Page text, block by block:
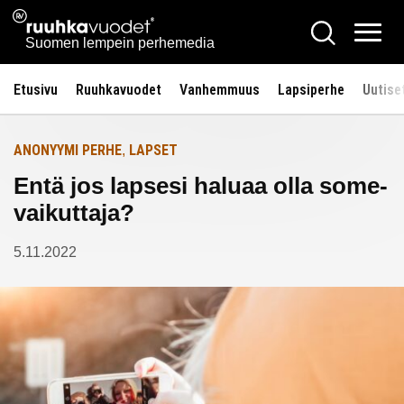
Siirry
sisältöön
Ruuhkavuodet.fi
Suomen lempein perhemedia
Hae
Etusivu Ruuhkavuodet Vanhemmuus Lapsiperhe
Etusivulle
ANONYYMI PERHE, LAPSET
Entä jos lapsesi haluaa olla some-
vaikuttaja?
5.11.2022